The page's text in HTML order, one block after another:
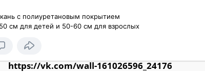
с полиуретановым покрытием
см для детей и 50-60 см для взрослых
https://vk.com/wall-161026596_24176